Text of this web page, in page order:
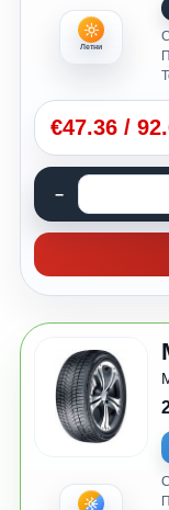
Летни
€47.36 /